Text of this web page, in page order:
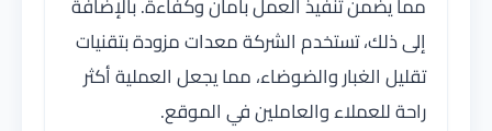
إلى ذلك، تستخدم الشركة معدات مزودة بتقنيات
تقليل الغبار والضوضاء، مما يجعل العملية أكثر
راحة للعملاء والعاملين في الموقع.